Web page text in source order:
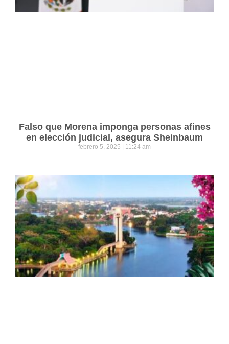
Falso que Morena imponga personas afines
en elección judicial, asegura Sheinbaum
febrero 5, 2025 11:24 am